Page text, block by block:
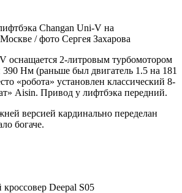
Сhangan Uni-V на
/ фото Сергея Захарова
оснащается 2-литровым турбомотором
390 Нм (раньше был двигатель 1.5 на 181
«робота» установлен классический 8-
Aisin. Привод у лифтбэка передний.
версией кардинально переделан
богаче.
Deepal S05